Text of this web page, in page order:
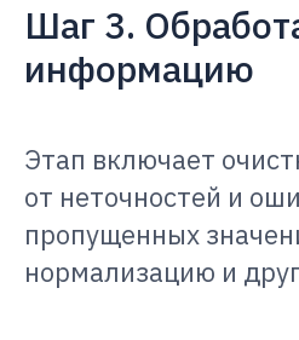
Шаг 3.
информацию
Этап включает
от неточностей и
пропущенных
нормализацию и